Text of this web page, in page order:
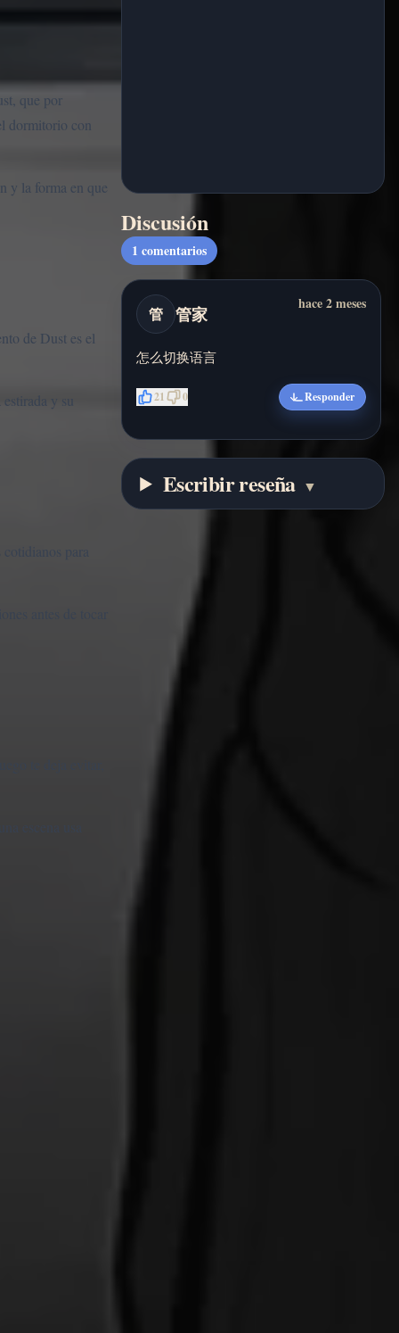
que por
dormitorio con
y la forma en que
de Dust es el
y su
para
Discusión
1 comentarios
管 管家 hace 2 meses
怎么切换语言
21 0 Responder
Escribir reseña ▼